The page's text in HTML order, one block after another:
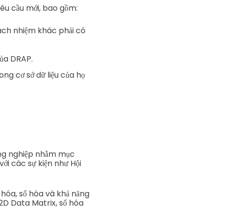
cầu mới, bao gồm:
nhiệm khác phải có
DRAP.
cơ sở dữ liệu của họ
nghiệp nhằm mục
các sự kiện như Hội
số hóa và khả năng
Data Matrix, số hóa